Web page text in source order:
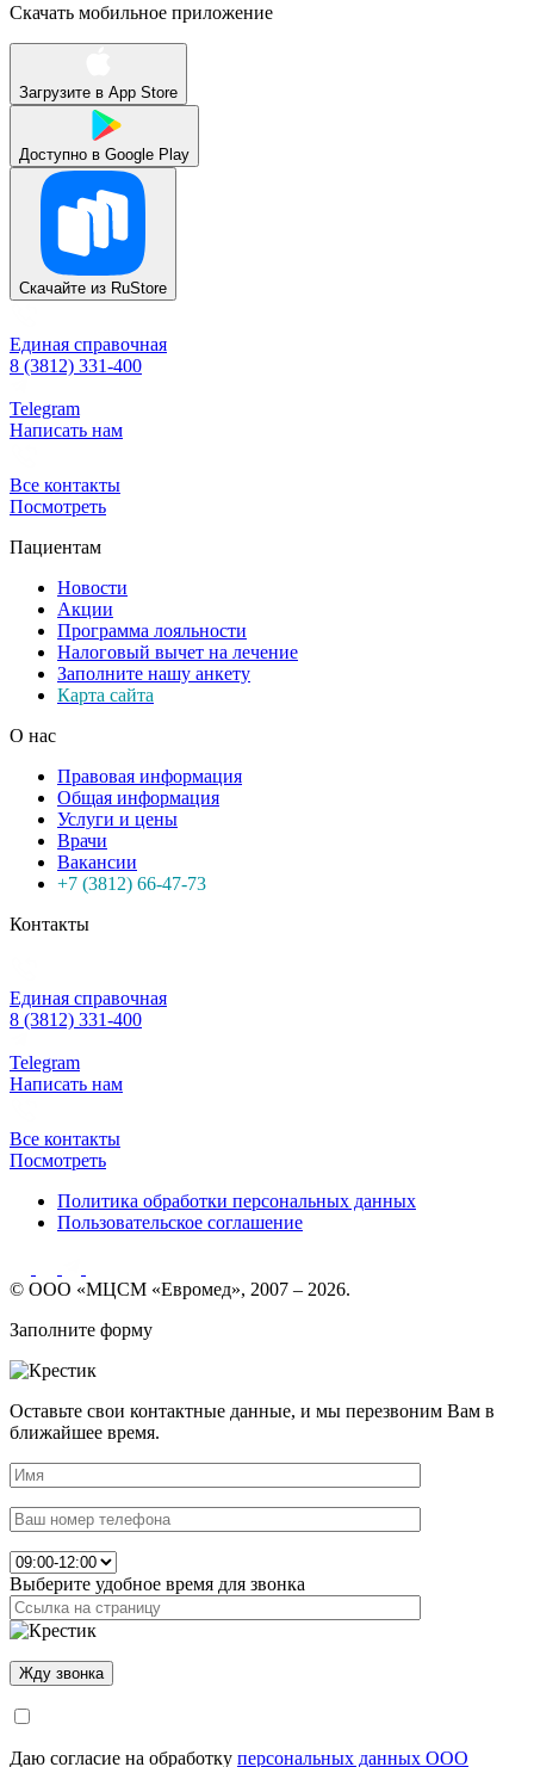
Скачать мобильное приложение
Загрузите в App Store
Доступно в Google Play
Скачайте из RuStore
Единая справочная
8 (3812) 331-400
Telegram
Написать нам
Все контакты
Посмотреть
Пациентам
Новости
Акции
Программа лояльности
Налоговый вычет на лечение
Заполните нашу анкету
Карта сайта
О нас
Правовая информация
Общая информация
Услуги и цены
Врачи
Вакансии
+7 (3812) 66-47-73
Контакты
Единая справочная
8 (3812) 331-400
Telegram
Написать нам
Все контакты
Посмотреть
Политика обработки персональных данных
Пользовательское соглашение
© ООО «МЦСМ «Евромед», 2007 – 2026.
Заполните форму
Оставьте свои контактные данные, и мы перезвоним Вам в
ближайшее время.
Выберите удобное время для звонка
Даю согласие на обработку персональных данных ООО